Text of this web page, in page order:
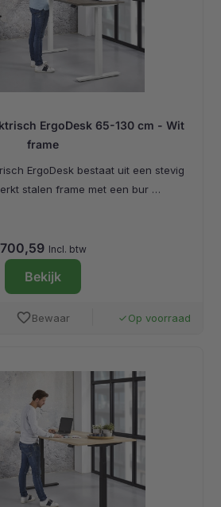
ErgoDesk 65-130 cm - Wit
frame
ErgoDesk bestaat uit een stevig
stalen frame met een bur …
700,59 Incl. btw
Bekijk
favoriteBewaar done Op voorraad